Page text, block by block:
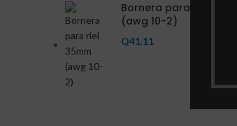
Bornera para riel 35mm
(awg 10-2)
Q41.11